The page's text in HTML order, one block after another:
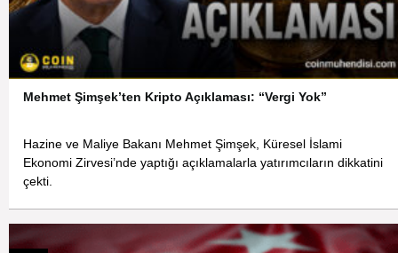
Mehmet Şimşek’ten Kripto Açıklaması: “Vergi Yok”
Hazine ve Maliye Bakanı Mehmet Şimşek, Küresel İslami
Ekonomi Zirvesi’nde yaptığı açıklamalarla yatırımcıların dikkatini
çekti.